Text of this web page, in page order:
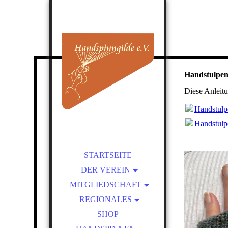
STARTSEITE
DER VEREIN
ÜBER UNS
SATZUNG
PRESSEBEREICH
MITGLIEDSCHAFT
BEITRITT
VORTEILE EINER
REGIONALES
KURSLEITER-
SHOP
Diese